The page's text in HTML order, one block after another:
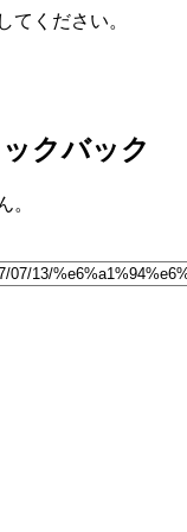
てください。
クバック
。